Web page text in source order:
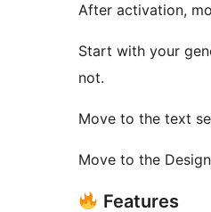
After activation,
Start with your
not.
Move to the text
Move to the
Features